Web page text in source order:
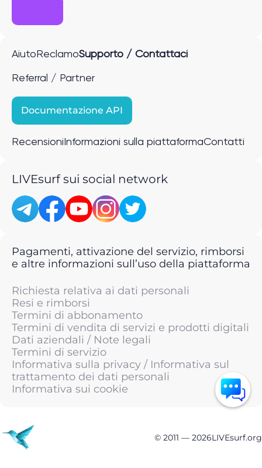
Aiuto ReclamoSupporto / Contattaci
Referral / Partner
Documentazione API
Recensioni Informazioni sulla piattaformaContatti
LIVEsurf sui social network
Pagamenti, attivazione del servizio, rimborsi
e altre informazioni sull’uso della piattaforma
Richiesta relativa ai dati personali
Resi e rimborsi
Termini di abbonamento
Termini di vendita di servizi e prodotti digitali
Dati aziendali / Note legali
Termini di servizio
Informativa sulla privacy / Informativa sul
trattamento dei dati personali
Informativa sui cookie
© 2011 — 2026LIVEsurf.org